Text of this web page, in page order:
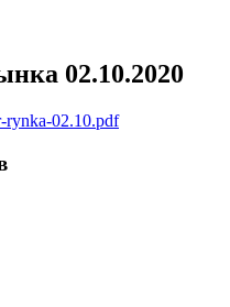
02.10.2020
rynka-02.10.pdf